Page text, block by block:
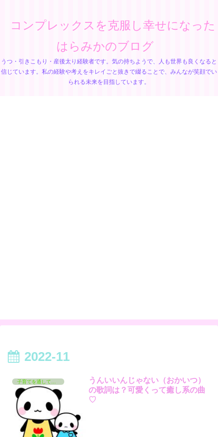
コンプレックスを克服し幸せになった
はらみかのブログ
うつ・引きこもり・産後太り経験者です。気の持ちようで、人も世界も良くなると
信じています。私の経験や考えをキレイごと抜きで綴ることで、みんなが笑顔でい
られる未来を目指しています。
2022-11
うんいいんじゃない（おかいつ）
の歌詞は？可愛くって癒し系の曲
♡